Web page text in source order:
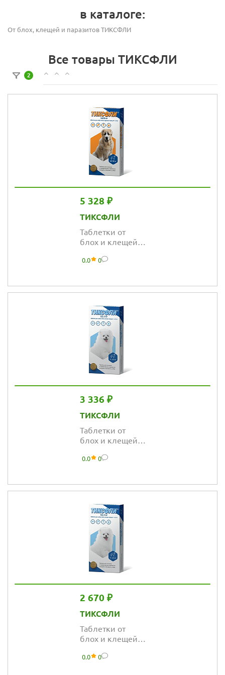
в каталоге:
От блох, клещей и паразитов ТИКСФЛИ
Все товары ТИКСФЛИ
2
5 328 ₽
ТИКСФЛИ
Таблетки от
блох и клещей
для собак,
0.0 0
3 336 ₽
ТИКСФЛИ
Таблетки от
блох и клещей
для собак,
0.0 0
2 670 ₽
ТИКСФЛИ
Таблетки от
блох и клещей
мг для собак,
0.0 0